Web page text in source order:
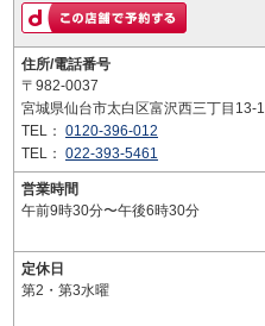
住所/電話番号
〒982-0037
宮城県仙台市太白区富沢西三丁目13-1
TEL： 0120-396-012
TEL： 022-393-5461
営業時間
午前9時30分〜午後6時30分
定休日
第2・第3水曜